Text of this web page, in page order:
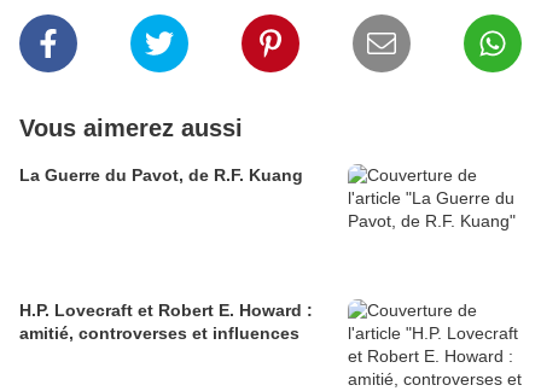
Vous aimerez aussi
La Guerre du Pavot, de R.F. Kuang
H.P. Lovecraft et Robert E. Howard :
amitié, controverses et influences